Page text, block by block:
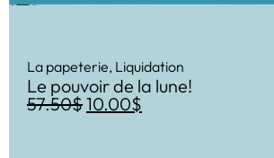
La papeterie, Liquidation
Le pouvoir de la lune!
57.50$10.00$